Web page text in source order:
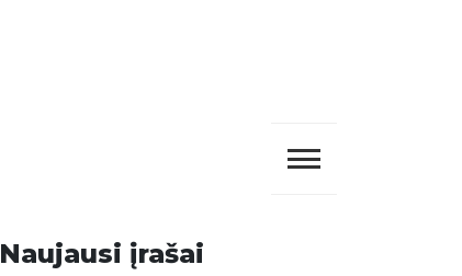
Naujausi įrašai